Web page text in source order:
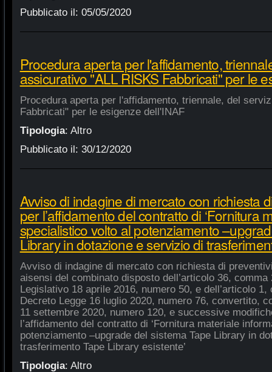
Pubblicato il: 05/05/2020
Procedura aperta per l'affidamento,
assicurativo "ALL RISKS Fabbricati" per le
Procedura aperta per l'affidamento, triennale, del
Fabbricati" per le esigenze dell'INAF
Tipologia: Altro
Pubblicato il: 30/12/2020
Avviso di indagine di mercato con richiesta
per l’affidamento del contratto di ‘Fornitura
specialistico volto al potenziamento
Library in dotazione e servizio di
Avviso di indagine di mercato con richiesta di
aisensi del combinato disposto dell’articolo 36,
Legislativo 18 aprile 2016, numero 50, e dell’articolo
Decreto Legge 16 luglio 2020, numero 76, convertito,
11 settembre 2020, numero 120, e successive
l’affidamento del contratto di ‘Fornitura materiale
potenziamento –upgrade del sistema Tape Library in
trasferimento Tape Library esistente’
Tipologia: Altro